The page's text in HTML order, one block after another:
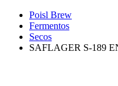
Poisl Brew
Fermentos
Secos
SAFLAGER S-189